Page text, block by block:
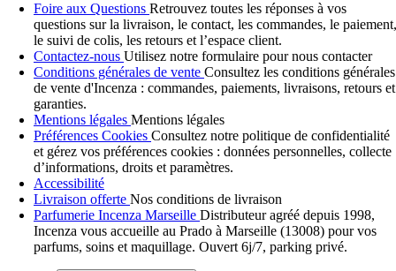
Foire aux Questions Retrouvez toutes les réponses à vos
questions sur la livraison, le contact, les commandes, le paiement,
le suivi de colis, les retours et l’espace client.
Contactez-nous Utilisez notre formulaire pour nous contacter
Conditions générales de vente Consultez les conditions générales
de vente d'Incenza : commandes, paiements, livraisons, retours et
garanties.
Mentions légales Mentions légales
Préférences Cookies Consultez notre politique de confidentialité
et gérez vos préférences cookies : données personnelles, collecte
d’informations, droits et paramètres.
Accessibilité
Livraison offerte Nos conditions de livraison
Parfumerie Incenza Marseille Distributeur agréé depuis 1998,
Incenza vous accueille au Prado à Marseille (13008) pour vos
parfums, soins et maquillage. Ouvert 6j/7, parking privé.